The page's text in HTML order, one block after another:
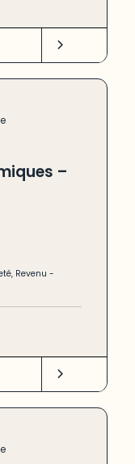
–
, Revenu -